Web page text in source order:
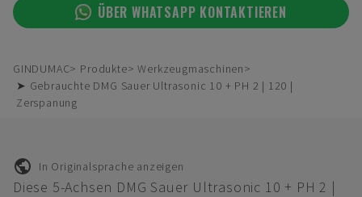
ÜBER WHATSAPP KONTAKTIEREN
GINDUMAC Produkte
Werkzeugmaschinen
➤ Gebrauchte DMG Sauer Ultrasonic 10 + PH 2 | 120 |
Zerspanung
In Originalsprache anzeigen
Diese 5-Achsen DMG Sauer Ultrasonic 10 + PH 2 |